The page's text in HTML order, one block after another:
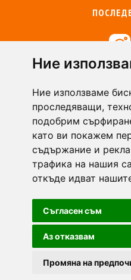
Ние
Ние използваме
проследяващи,
подобрим
като ви покажем
съдържание и
трафика на нашия
откъде идват
Съгласен съм
Аз отказвам
Промяна на
+359 894 49 0144
support@zasiti.bg
Zasiti.bg -